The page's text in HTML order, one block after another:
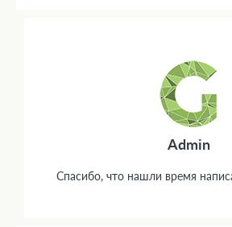
Admin
Спасибо, что нашли время